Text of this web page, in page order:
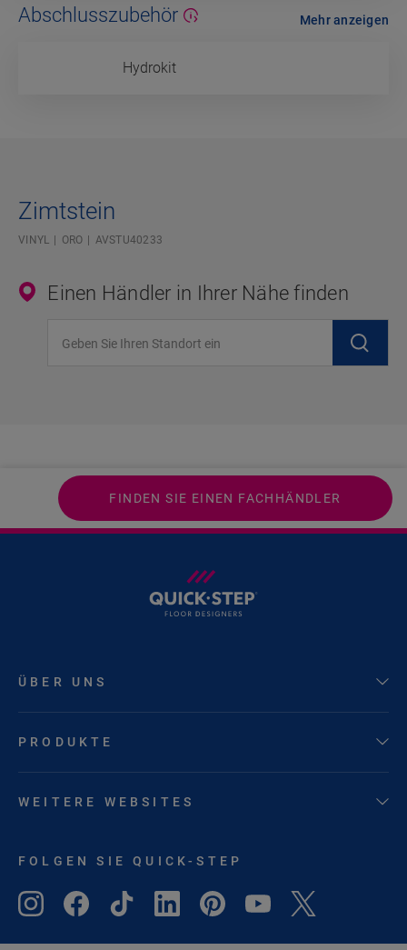
Abschlusszubehör
Hydrokit
Mehr anzeigen
Zimtstein
VINYL ORO AVSTU40233
Einen Händler in Ihrer Nähe finden
FINDEN SIE EINEN FACHHÄNDLER
ÜBER UNS
PRODUKTE
WEITERE WEBSITES
FOLGEN SIE QUICK-STEP